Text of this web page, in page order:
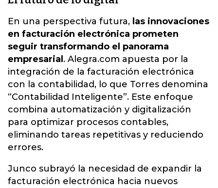
En una perspectiva futura, las innovaciones
en facturación electrónica prometen
seguir transformando el panorama
empresarial . Alegra.com apuesta por la
integración de la facturación electrónica
con la contabilidad, lo que Torres denomina
“Contabilidad Inteligente”. Este enfoque
combina automatización y digitalización
para optimizar procesos contables,
eliminando tareas repetitivas y reduciendo
errores.
Junco subrayó la necesidad de expandir la
facturación electrónica hacia nuevos